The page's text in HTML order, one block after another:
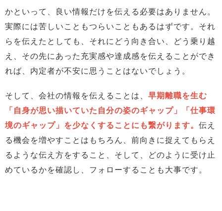
かといって、良い情報だけを伝える必要はありません。
実際には苦しいこともつらいこともあるはずです。それ
らを伝えたとしても、それにどう向き合い、どう乗り越
え、その先にあった充実感や達成感を伝えることができ
れば、内定者が不安に思うことはないでしょう。
そして、会社の情報を伝えることは、 早期離職を生む
「自身が思い描いていた自分の姿のギャップ」「仕事環
境のギャップ」を少なくすることにも繋がります。 伝え
る機会を増やすことはもちろん、前向きに捉えてもらえ
るような伝え方をすること、そして、どのように受け止
めているかを確認し、フォローすることも大事です。